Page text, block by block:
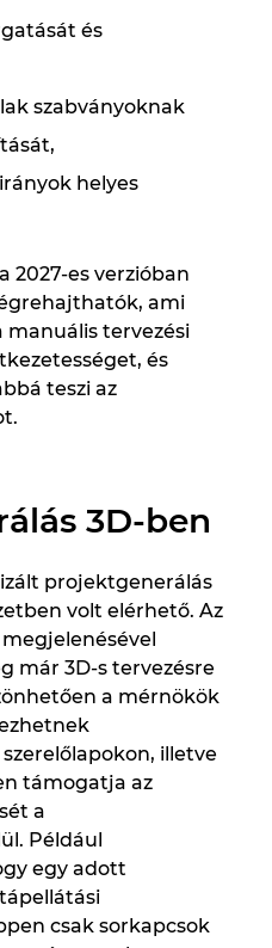
és
szabványoknak
helyes
2027-es verzióban
ami
manuális tervezési
és
teszi az
3D-ben
projektgenerálás
volt elérhető. Az
már 3D-s tervezésre
a mérnökök
illetve
támogatja az
a
Például
egy adott
csak sorkapcsok